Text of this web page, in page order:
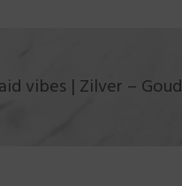
vibes | Zilver – Goud